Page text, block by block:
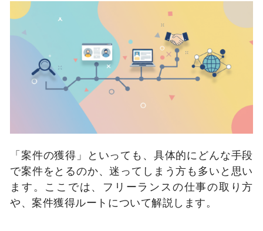
「案件の獲得」といっても、具体的にどんな手段
で案件をとるのか、迷ってしまう方も多いと思い
ます。ここでは、フリーランスの仕事の取り方
や、案件獲得ルートについて解説します。